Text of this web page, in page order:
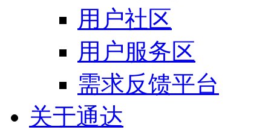
用户社区
用户服务区
需求反馈平台
关于通达